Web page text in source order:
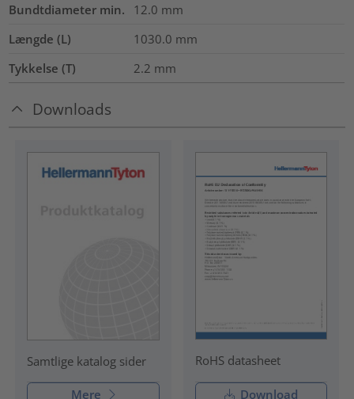
Bundtdiameter min.
12.0 mm
Længde (L)
1030.0 mm
Tykkelse (T)
2.2 mm
Downloads
Samtlige katalog sider
Mere
RoHS datasheet
Download